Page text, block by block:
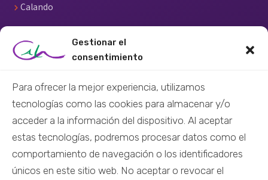
Gestionar el
consentimiento
Para ofrecer la mejor experiencia, utilizamos
tecnologías como las cookies para almacenar y/o
acceder a la información del dispositivo. Al aceptar
estas tecnologías, podremos procesar datos como el
comportamiento de navegación o los identificadores
únicos en este sitio web. No aceptar o revocar el
Calando
RECURSOS
Material didáctico
Material audiovisual
Nuestras redes